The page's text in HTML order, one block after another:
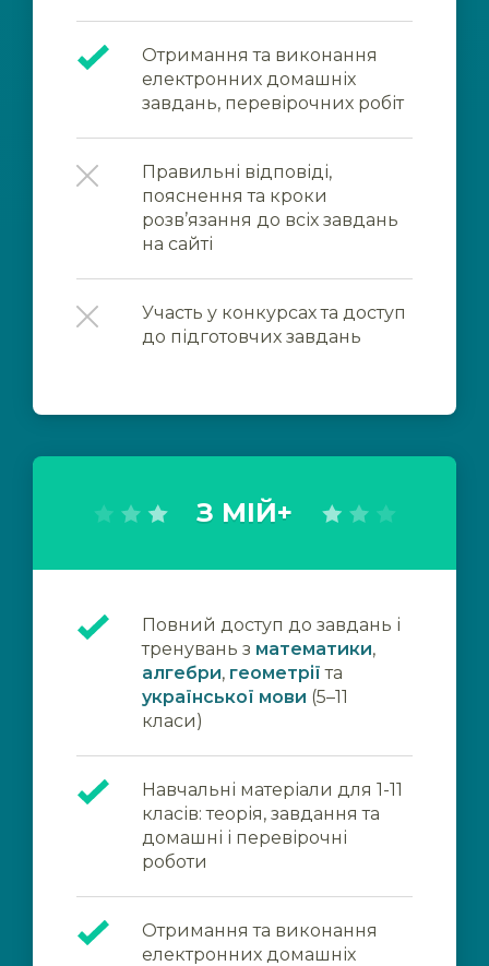
Отримання та виконання
електронних домашніх
завдань, перевірочних робіт
Правильні відповіді,
пояснення та кроки
розв’язання до всіх завдань
на сайті
Участь у конкурсах та доступ
до підготовчих завдань
З МІЙ+
Повний доступ до завдань і
тренувань з математики,
алгебри, геометрії та
української мови (5–11
класи)
Навчальні матеріали для 1-11
класів: теорія, завдання та
домашні і перевірочні
роботи
Отримання та виконання
електронних домашніх